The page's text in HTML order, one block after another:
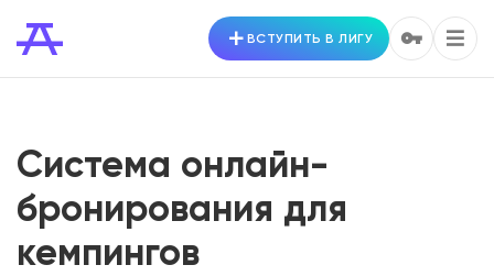
ВСТУПИТЬ В ЛИГУ
Система онлайн-
бронирования для
кемпингов